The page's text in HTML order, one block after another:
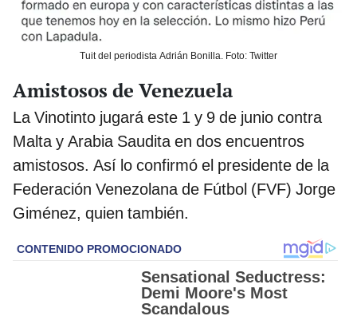
Tuit del periodista Adrián Bonilla. Foto: Twitter
Amistosos de Venezuela
La Vinotinto jugará este 1 y 9 de junio contra
Malta y Arabia Saudita en dos encuentros
amistosos. Así lo confirmó el presidente de la
Federación Venezolana de Fútbol (FVF) Jorge
Giménez, quien también.